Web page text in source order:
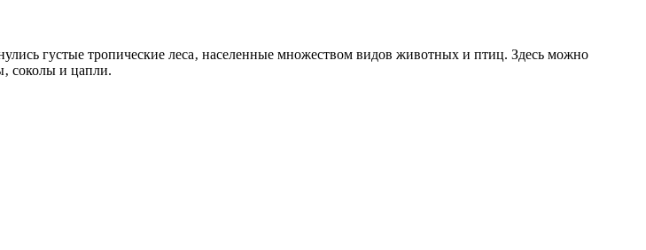
густые тропические леса‚ населенные множеством видов животных и птиц. Здесь можно
соколы и цапли.